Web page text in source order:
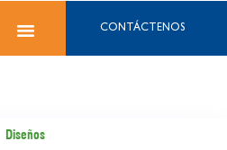
CONTÁCTENOS
Diseños